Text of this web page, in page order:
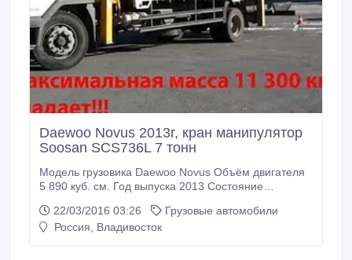
Daewoo Novus 2013г, кран манипулятор
Soosan SCS736L 7 тонн
Модель грузовика Daewoo Novus Объём двигателя
5 890 куб. см. Год выпуска 2013 Состояние
Грузоподъёмность 5 000 кг. Тип Бортовой грузовик с
манипулятором Привод 4x2 Трансмиссия
22/03/2016 03:26
Грузовые автомобили
Россия, Владивосток